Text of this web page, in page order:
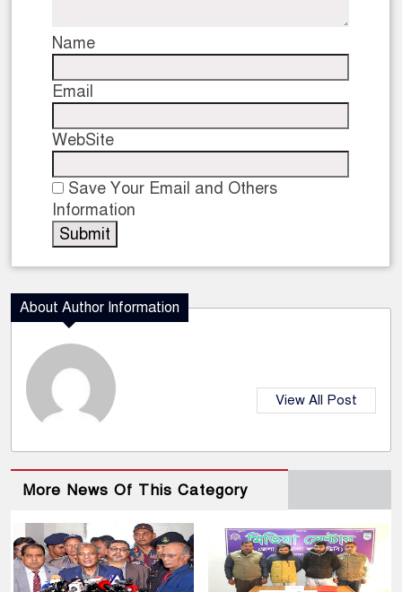
Name
Email
WebSite
Save Your Email and Others
Information
About Author Information
View All Post
More News Of This Category